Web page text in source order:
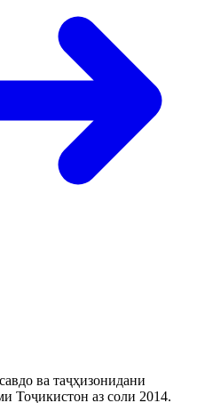
ва таҷҳизонидани
Тоҷикистон аз соли 2014.